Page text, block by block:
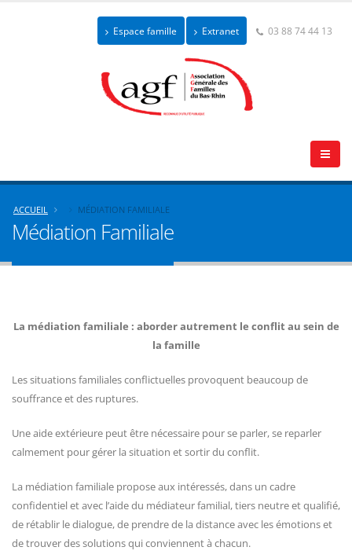
Espace famille Extranet 03 88 74 44 13
ACCUEIL MÉDIATION FAMILIALE
Médiation Familiale
La médiation familiale : aborder autrement le conflit au sein de
la famille
Les situations familiales conflictuelles provoquent beaucoup de
souffrance et des ruptures.
Une aide extérieure peut être nécessaire pour se parler, se reparler
calmement pour gérer la situation et sortir du conflit.
La médiation familiale propose aux intéressés, dans un cadre
confidentiel et avec l’aide du médiateur familial, tiers neutre et qualifié,
de rétablir le dialogue, de prendre de la distance avec les émotions et
de trouver des solutions qui conviennent à chacun.